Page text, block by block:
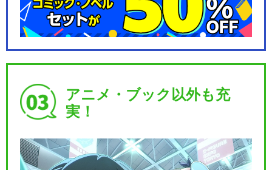
アニメ・ブック以外も充
実！